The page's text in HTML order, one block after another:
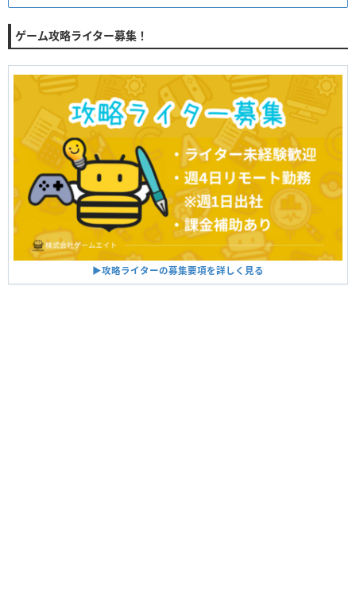
ゲーム攻略ライター募集！
▶︎攻略ライターの募集要項を詳しく見る